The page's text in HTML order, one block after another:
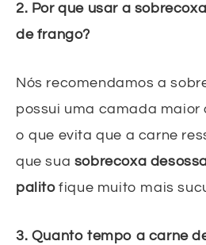
2. Por que usar a
de frango?
Nós recomendamos a
possui uma camada maior
o que evita que a carne
que sua sobrecoxa
palitofique muito mais
3. Quanto tempo a carne